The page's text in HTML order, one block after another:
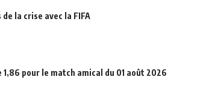
la crise avec la FIFA
pour le match amical du 01 août 2026